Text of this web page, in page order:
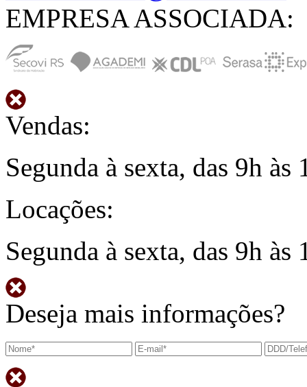
EMPRESA ASSOCIADA:
Vendas:
Segunda à sexta, das 9h
Locações:
Segunda à sexta, das 9h
Deseja mais informações?